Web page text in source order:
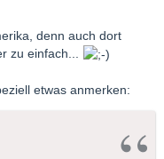
denn auch dort
zu einfach...
etwas anmerken: